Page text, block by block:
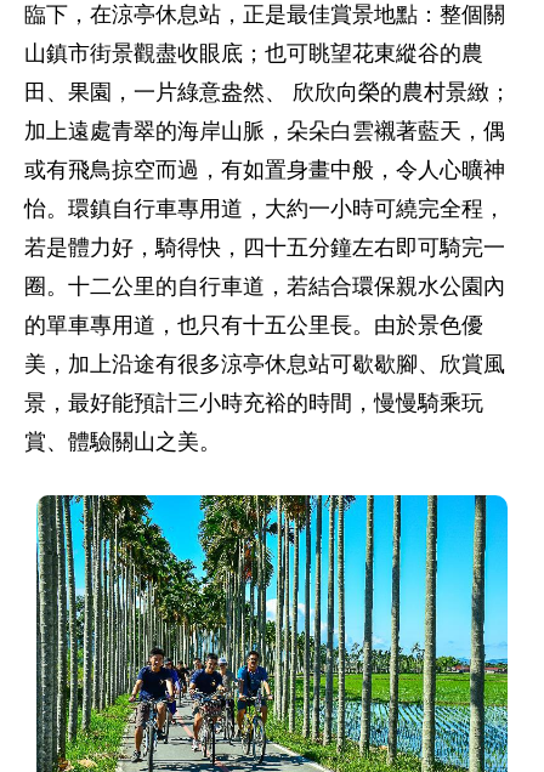
臨下，在涼亭休息站，正是最佳賞景地點：整個關
山鎮市街景觀盡收眼底；也可眺望花東縱谷的農
田、果園，一片綠意盎然、 欣欣向榮的農村景緻；
加上遠處青翠的海岸山脈，朵朵白雲襯著藍天，偶
或有飛鳥掠空而過，有如置身畫中般，令人心曠神
怡。環鎮自行車專用道，大約一小時可繞完全程，
若是體力好，騎得快，四十五分鐘左右即可騎完一
圈。十二公里的自行車道，若結合環保親水公園內
的單車專用道，也只有十五公里長。由於景色優
美，加上沿途有很多涼亭休息站可歇歇腳、欣賞風
景，最好能預計三小時充裕的時間，慢慢騎乘玩
賞、體驗關山之美。